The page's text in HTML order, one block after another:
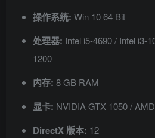
操作系统: Win 10 64 Bit
处理器: Intel i5-4690 / Intel i3-
1200
内存: 8 GB RAM
显卡: NVIDIA GTX 1050 /
DirectX 版本: 12